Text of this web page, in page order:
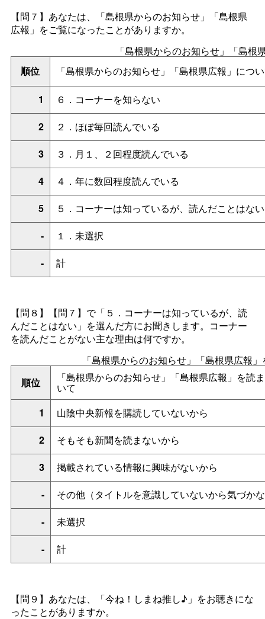
【問７】あなたは、「島根県からのお知らせ」「島根県
広報」をご覧になったことがありますか。
「島根県からのお知らせ」「島根
順位
「島根県からのお知らせ」「島根県広報」につ
1
６．コーナーを知らない
2
２．ほぼ毎回読んでいる
3
３．月１、２回程度読んでいる
4
４．年に数回程度読んでいる
5
５．コーナーは知っているが、読んだことはない
-
１．未選択
-
計
【問８】【問７】で「５．コーナーは知っているが、読
んだことはない」を選んだ方にお聞きします。コーナー
を読んだことがない主な理由は何ですか。
「島根県からのお知らせ」「島根県広報
順位
「島根県からのお知らせ」「島根県広報」を読
いて
1
山陰中央新報を購読していないから
2
そもそも新聞を読まないから
3
掲載されている情報に興味がないから
-
その他（タイトルを意識していないから気づかな
-
未選択
-
計
【問９】あなたは、「今ね！しまね推し♪」をお聴きにな
ったことがありますか。